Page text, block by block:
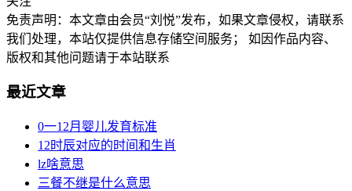
免责声明：本文章由会员“刘悦”发布，如果文章侵权，请联系
我们处理，本站仅提供信息存储空间服务； 如因作品内容、
版权和其他问题请于本站联系
最近文章
0一12月婴儿发育标准
12时辰对应的时间和生肖
lz啥意思
三餐不继是什么意思